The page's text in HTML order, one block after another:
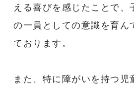
える喜びを感じたことで、
の一員としての意識を育ん
ております。
また、特に障がいを持つ児